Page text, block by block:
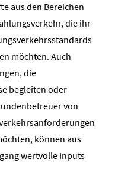
aus den Bereichen
die ihr
möchten. Auch
die
begleiten oder
von
können aus
wertvolle Inputs